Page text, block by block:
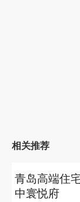
相关推荐
青岛高端住
中寰悦府